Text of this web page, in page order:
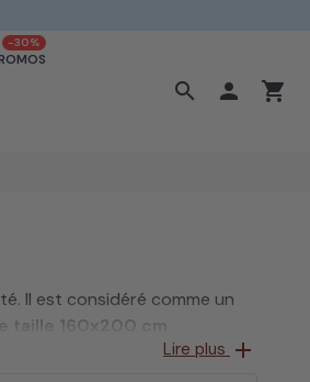
-30%
search  shopping_cart
Il est considéré comme un
taille 160x200 cm
Lire plus add